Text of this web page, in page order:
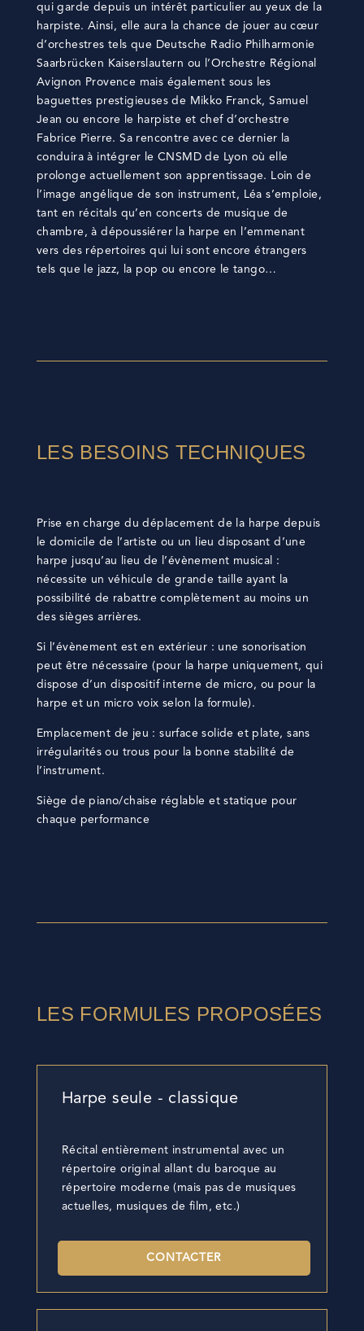
qui garde depuis un intérêt particulier au yeux de la
harpiste. Ainsi, elle aura la chance de jouer au cœur
d’orchestres tels que Deutsche Radio Philharmonie
Saarbrücken Kaiserslautern ou l’Orchestre Régional
Avignon Provence mais également sous les
baguettes prestigieuses de Mikko Franck, Samuel
Jean ou encore le harpiste et chef d’orchestre
Fabrice Pierre. Sa rencontre avec ce dernier la
conduira à intégrer le CNSMD de Lyon où elle
prolonge actuellement son apprentissage. Loin de
l’image angélique de son instrument, Léa s’emploie,
tant en récitals qu’en concerts de musique de
chambre, à dépoussiérer la harpe en l’emmenant
vers des répertoires qui lui sont encore étrangers
tels que le jazz, la pop ou encore le tango…
LES BESOINS TECHNIQUES
Prise en charge du déplacement de la harpe depuis
le domicile de l’artiste ou un lieu disposant d’une
harpe jusqu’au lieu de l’évènement musical :
nécessite un véhicule de grande taille ayant la
possibilité de rabattre complètement au moins un
des sièges arrières.
Si l’évènement est en extérieur : une sonorisation
peut être nécessaire (pour la harpe uniquement, qui
dispose d’un dispositif interne de micro, ou pour la
harpe et un micro voix selon la formule).
Emplacement de jeu : surface solide et plate, sans
irrégularités ou trous pour la bonne stabilité de
l’instrument.
Siège de piano/chaise réglable et statique pour
chaque performance
LES FORMULES PROPOSÉES
Harpe seule - classique
Récital entièrement instrumental avec un
répertoire original allant du baroque au
répertoire moderne (mais pas de musiques
actuelles, musiques de film, etc.)
CONTACTER